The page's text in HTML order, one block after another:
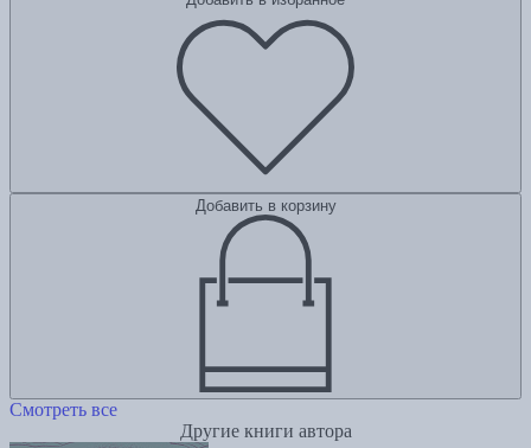
Добавить в корзину
Смотреть все
Другие книги автора